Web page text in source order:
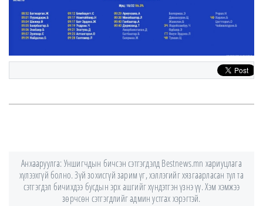
Анхааруулга: Уншигчдын бичсэн сэтгэгдэлд Bestnews.mn хариуцлага
хүлээхгүй болно. Зүй зохисгүй зарим үг, хэллэгийг хязгаарласан тул та
сэтгэгдэл бичихдээ бусдын эрх ашгийг хүндэтгэн үзнэ үү. Хэм хэмжээ
зөрчсөн сэтгэгдлийг админ устгах хэрэгтэй.